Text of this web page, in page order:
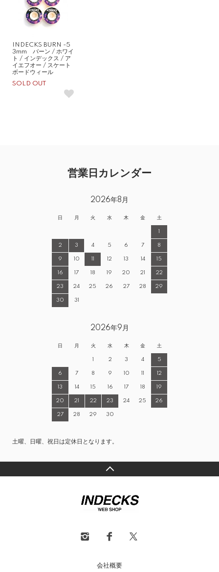
INDECKS BURN -5
3mm バーン / ホワイ
ト / インデックス / ア
イエフオー / スケート
ボードウィール
SOLD OUT
営業日カレンダー
2026年8月
日 月 火 水 木 金 土
1
2 3 4 5 6 7 8
9 10 11 12 13 14 15
16 17 18 19 20 21 22
23 24 25 26 27 28 29
30 31
2026年9月
日 月 火 水 木 金 土
1 2 3 4 5
6 7 8 9 10 11 12
13 14 15 16 17 18 19
20 21 22 23 24 25 26
27 28 29 30
土曜、日曜、祝日は定休日となります。
会社概要